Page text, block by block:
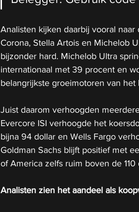
Analisten kijken daarbij vooral
Corona, Stella Artois en Michelob
bijzonder hard. Michelob Ultra
internationaal met 39 procent en
belangrijkste groeimotoren van het
Juist daarom verhoogden
Evercore ISI verhoogde het
bijna 94 dollar en Wells Fargo
Goldman Sachs blijft positief met
of America zelfs ruim boven de 110
Analisten zien het aandeel als